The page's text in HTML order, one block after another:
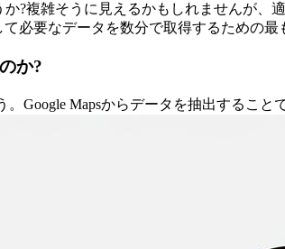
?複雑そうに見えるかもしれませんが
必要なデータを数分で取得するための
か?
Google Mapsからデータを抽出すること